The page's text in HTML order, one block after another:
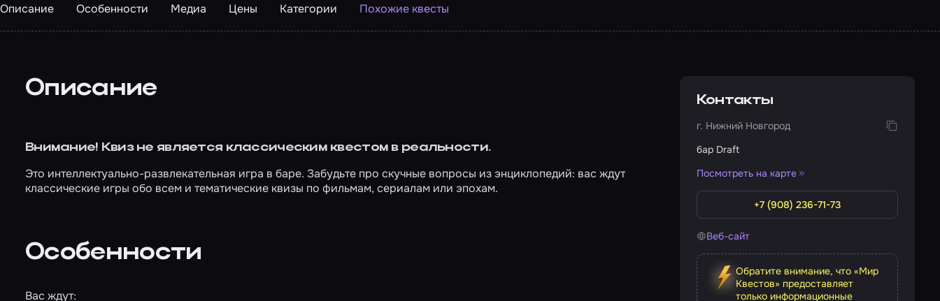
Описание Особенности Медиа Цены Категории Похожие квесты
Описание
Внимание! Квиз не является классическим квестом в реальности.
Это интеллектуально-развлекательная игра в баре. Забудьте про скучные вопросы из энциклопедий: вас ждут
классические игры обо всем и тематические квизы по фильмам, сериалам или эпохам.
Особенности
Вас ждут:
Контакты
г. Нижний Новгород
бар Draft
Посмотреть на карте
+7 (908) 236-71-73
Веб-сайт
Обратите внимание, что «Мир
Квестов» предоставляет
только информационные